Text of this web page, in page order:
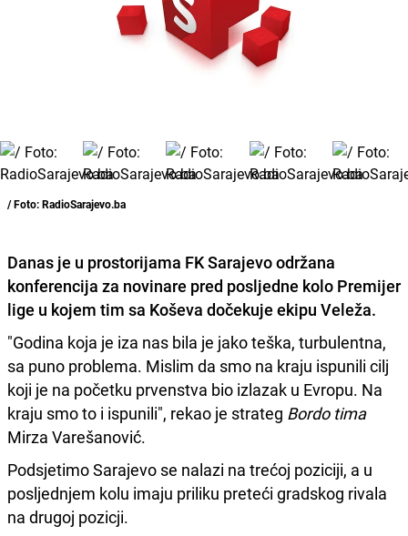
/ Foto: RadioSarajevo.ba
Danas je u prostorijama FK Sarajevo održana
konferencija za novinare pred posljedne kolo Premijer
lige u kojem tim sa Koševa dočekuje ekipu Veleža.
"Godina koja je iza nas bila je jako teška, turbulentna,
sa puno problema. Mislim da smo na kraju ispunili cilj
koji je na početku prvenstva bio izlazak u Evropu. Na
kraju smo to i ispunili", rekao je strateg Bordo tima
Mirza Varešanović.
Podsjetimo Sarajevo se nalazi na trećoj poziciji, a u
posljednjem kolu imaju priliku preteći gradskog rivala
na drugoj pozicji.